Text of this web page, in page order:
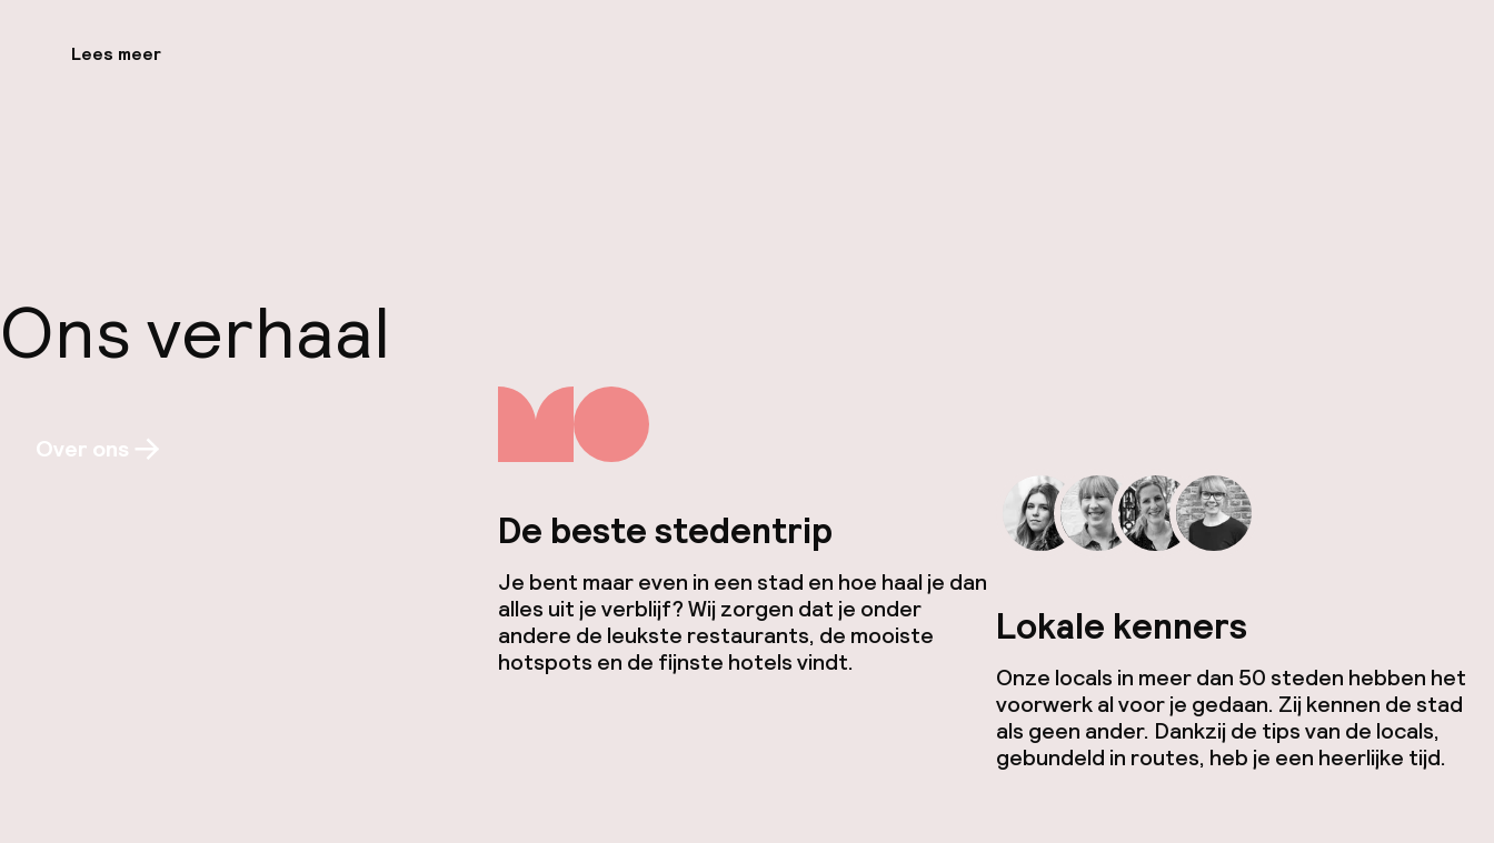
Lees meer
Ons verhaal
Over ons
De beste stedentrip
Je bent maar even in een stad en hoe haal je dan
alles uit je verblijf? Wij zorgen dat je onder
andere de leukste restaurants, de mooiste
hotspots en de fijnste hotels vindt.
Lokale kenners
Onze locals in meer dan 50 steden hebben het
voorwerk al voor je gedaan. Zij kennen de stad
als geen ander. Dankzij de tips van de locals,
gebundeld in routes, heb je een heerlijke tijd.